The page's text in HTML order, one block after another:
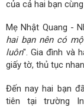
của cả hai bạn
Mẹ Nhật Quang -
hai bạn nên có
luôn". Gia đình và
giấy tờ, thủ tục
Đến nay hai bạn
tiên tại trường